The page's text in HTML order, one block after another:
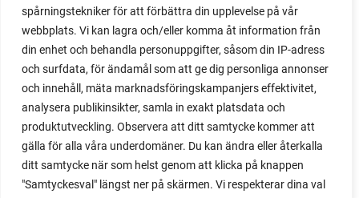
spårningstekniker för att förbättra din upplevelse på vår
webbplats. Vi kan lagra och/eller komma åt information från
din enhet och behandla personuppgifter, såsom din IP-adress
och surfdata, för ändamål som att ge dig personliga annonser
och innehåll, mäta marknadsföringskampanjers effektivitet,
analysera publikinsikter, samla in exakt platsdata och
produktutveckling. Observera att ditt samtycke kommer att
gälla för alla våra underdomäner. Du kan ändra eller återkalla
ditt samtycke när som helst genom att klicka på knappen
"Samtyckesval" längst ner på skärmen. Vi respekterar dina val
2020
2019
2015